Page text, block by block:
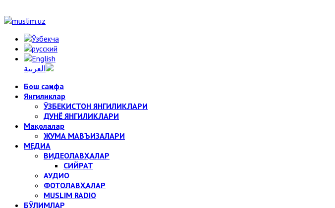
Бош саҳифа
Янгиликлар
ЎЗБЕКИСТОН ЯНГИЛИКЛАРИ
ДУНЁ ЯНГИЛИКЛАРИ
Мақолалар
ЖУМА МАВЪИЗАЛАРИ
МЕДИА
ВИДЕОЛАВҲАЛАР
СИЙРАТ
АУДИО
ФОТОЛАВҲАЛАР
MUSLIM RADIO
БЎЛИМЛАР